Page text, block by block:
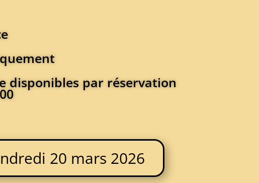
disponibles par réservation
20 mars 2026